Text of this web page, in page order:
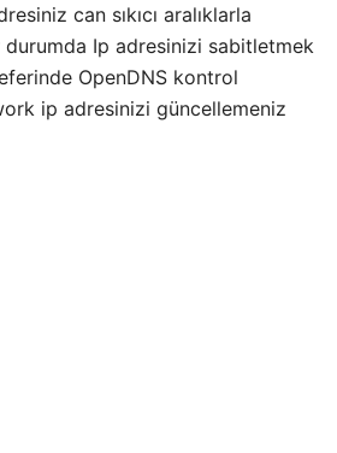
can sıkıcı aralıklarla
Ip adresinizi sabitletmek
OpenDNS kontrol
ip adresinizi güncellemeniz